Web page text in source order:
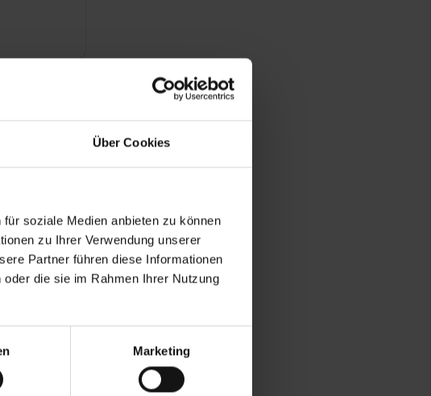
Über Cookies
soziale Medien anbieten zu können
zu Ihrer Verwendung unserer
Partner führen diese Informationen
die sie im Rahmen Ihrer Nutzung
Marketing